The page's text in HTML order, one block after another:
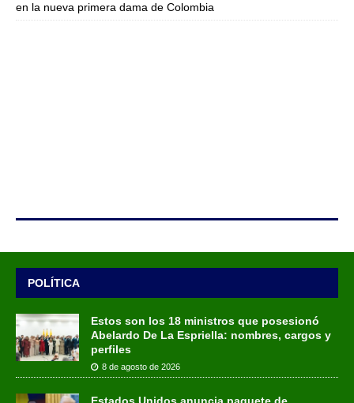
en la nueva primera dama de Colombia
POLÍTICA
Estos son los 18 ministros que posesionó
Abelardo De La Espriella: nombres, cargos y
perfiles
8 de agosto de 2026
Estados Unidos anuncia paquete de